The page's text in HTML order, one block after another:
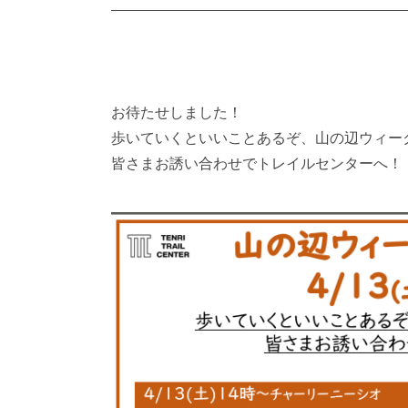
お待たせしました！
歩いていくといいことあるぞ、山の辺ウィー
皆さまお誘い合わせでトレイルセンターへ！